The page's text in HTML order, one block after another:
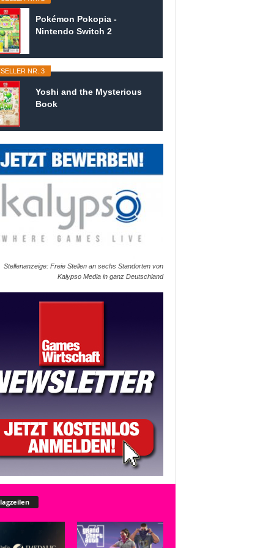
Pokémon Pokopia -
Nintendo Switch 2
NR. 3
Yoshi and the Mysterious
Book
Stellenanzeige: Freie Stellen an sechs Standorten von
Kalypso Media in ganz Deutschland